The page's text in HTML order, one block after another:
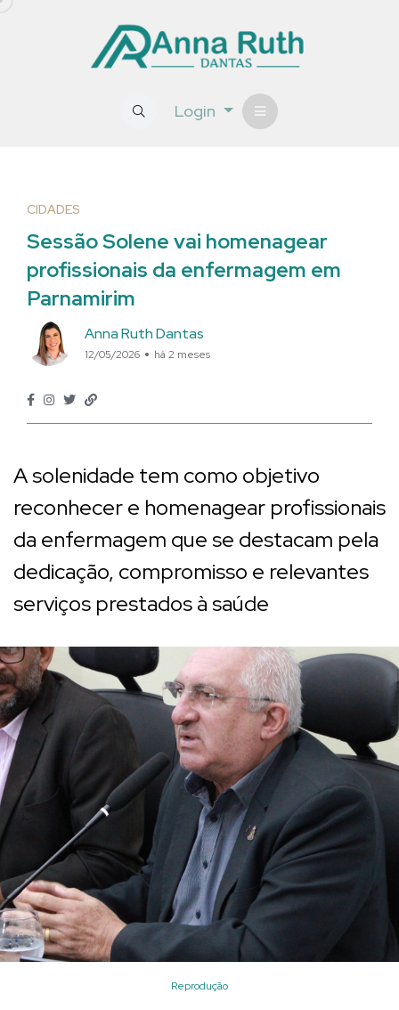
Login
CIDADES
Sessão Solene vai homenagear
profissionais da enfermagem em
Parnamirim
Anna Ruth Dantas
12/05/2026 há 2 meses
A solenidade tem como objetivo
reconhecer e homenagear profissionais
da enfermagem que se destacam pela
dedicação, compromisso e relevantes
serviços prestados à saúde
Reprodução